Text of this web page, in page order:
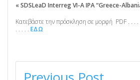
« SDSLeaD Interreg VI-A IPA “Greece-
Κατεβάστε την πρόσκληση σε μορφή PDF . . . .
. . . . . ΕΔΩ
ΠΛΟΉΓΗΣΗ
ΆΡΘΡΩΝ